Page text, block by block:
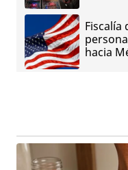
Fiscalía
hacia